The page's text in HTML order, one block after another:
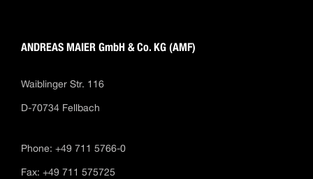
ANDREAS MAIER GmbH & Co. KG (AMF)
Waiblinger Str. 116
D-70734 Fellbach
Phone: +49 711 5766-0
Fax: +49 711 575725